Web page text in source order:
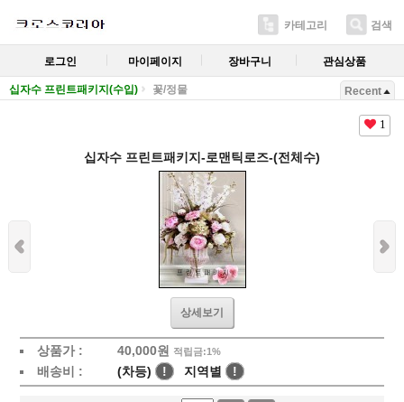
카테고리 검색
로그인 마이페이지 장바구니 관심상품
십자수 프린트패키지(수입) 꽃/정물 Recent
1
십자수 프린트패키지-로맨틱로즈-(전체수)
상세보기
상품가 : 40,000원 적립금:1%
배송비 : (차등) ! 지역별 !